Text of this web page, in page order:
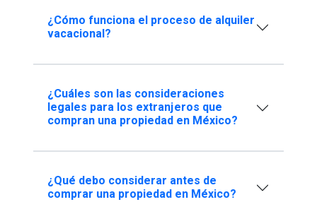
¿Cómo funciona el proceso de alquiler
vacacional?
¿Cuáles son las consideraciones
legales para los extranjeros que
compran una propiedad en México?
¿Qué debo considerar antes de
comprar una propiedad en México?